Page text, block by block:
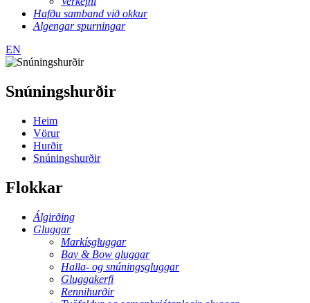
Hafðu samband við okkur
Algengar spurningar
EN
Snúningshurðir
Heim
Vörur
Hurðir
Snúningshurðir
Flokkar
Álgirðing
Gluggar
Markísgluggar
Bay & Bow gluggar
Halla- og snúningsgluggar
Gluggakerfi
Rennihurðir